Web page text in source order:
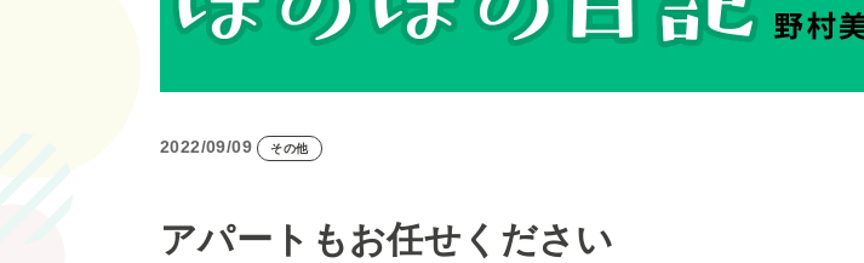
2022/09/09 その他
アパートもお任せください